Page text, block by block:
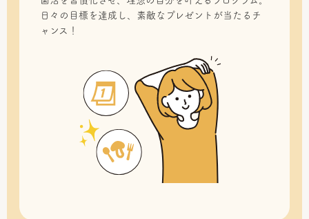
日々の目標を達成し、素敵なプレゼントが当たるチ
ャンス！